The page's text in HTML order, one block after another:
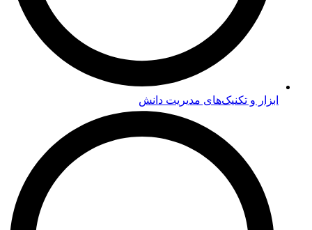
ابزار و تکنیک‌های مدیریت دانش